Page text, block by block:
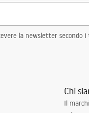
la newsletter secondo
Chi
Il